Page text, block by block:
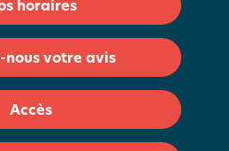
horaires
nous votre avis
Accès